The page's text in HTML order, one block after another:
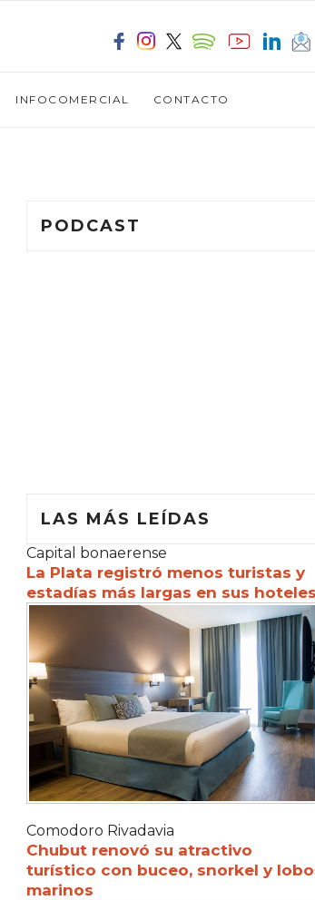
INFOCOMERCIAL CONTACTO
PODCAST
LAS MÁS LEÍDAS
Capital bonaerense
La Plata registró menos turistas y
estadías más largas en sus hoteles
Comodoro Rivadavia
Chubut renovó su atractivo
turístico con buceo, snorkel y
marinos